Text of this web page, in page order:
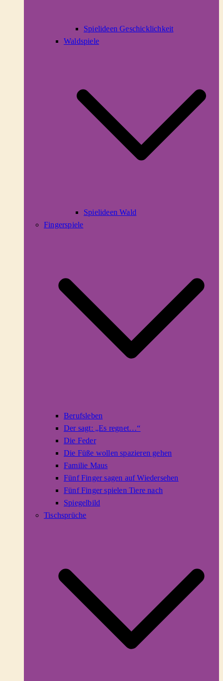
Spielideen Geschicklichkeit
Waldspiele
Spielideen Wald
Fingerspiele
Berufsleben
Der sagt: „Es regnet…“
Die Feder
Die Füße wollen spazieren gehen
Familie Maus
Fünf Finger sagen auf Wiedersehen
Fünf Finger spielen Tiere nach
Spiegelbild
Tischsprüche